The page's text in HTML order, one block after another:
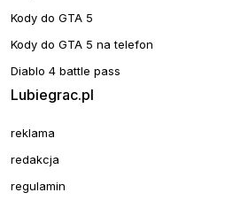
Kody do GTA 5
Kody do GTA 5 na telefon
Diablo 4 battle pass
Lubiegrac.pl
reklama
redakcja
regulamin